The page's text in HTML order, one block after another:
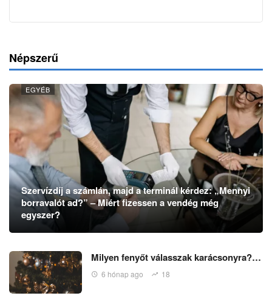
Népszerű
EGYÉB
Szervízdíj a számlán, majd a terminál kérdez: „Mennyi
borravalót ad?” – Miért fizessen a vendég még
egyszer?
Milyen fenyőt válasszak karácsonyra?…
6 hónap ago 18